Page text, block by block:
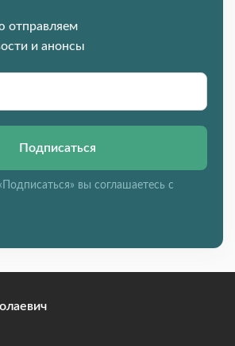
отправляем
и анонсы
Подписаться
вы соглашаетесь с